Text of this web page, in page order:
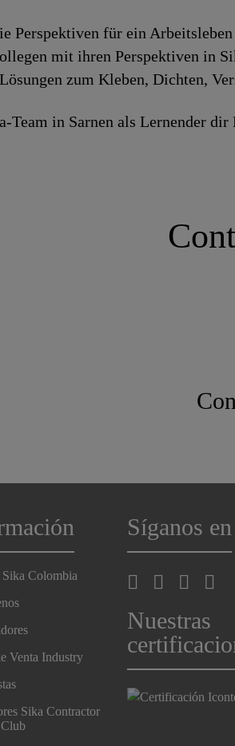
Perspektiven für ein
mit ihren Perspektiven in
zum Kleben, Dichten,
Team in Sarnen als Lernender
Colombia
Venta Industry
Sika Contractor
Club
Síganos en
Nuestras